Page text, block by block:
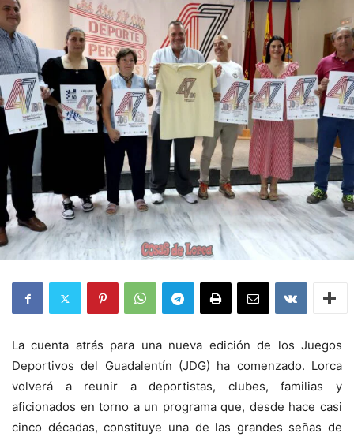
La cuenta atrás para una nueva edición de los Juegos
Deportivos del Guadalentín (JDG) ha comenzado. Lorca
volverá a reunir a deportistas, clubes, familias y
aficionados en torno a un programa que, desde hace casi
cinco décadas, constituye una de las grandes señas de